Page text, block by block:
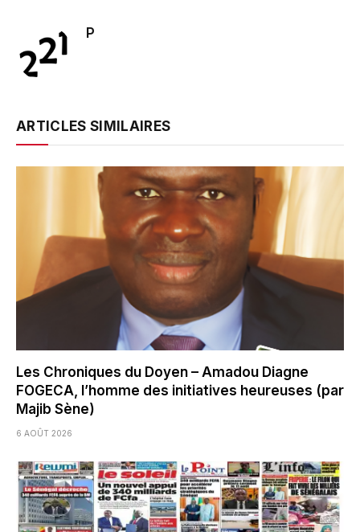
P
ARTICLES SIMILAIRES
Les Chroniques du Doyen – Amadou Diagne
FOGECA, l’homme des initiatives heureuses (par
Majib Sène)
6 AOÛT 2026